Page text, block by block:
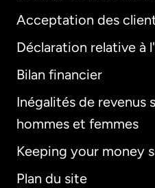
Acceptation des
Déclaration relative à
Bilan financier
Inégalités de revenus
hommes et femmes
Keeping your money
Plan du site
International
Allemagne